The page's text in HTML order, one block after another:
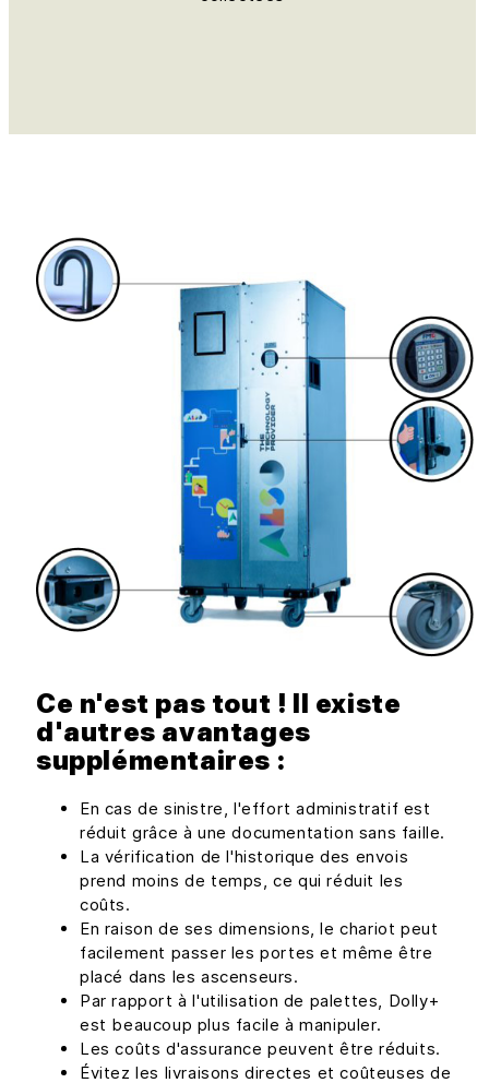
Ce n'est pas tout ! Il existe
d'autres avantages
supplémentaires :
En cas de sinistre, l'effort administratif est
réduit grâce à une documentation sans faille.
La vérification de l'historique des envois
prend moins de temps, ce qui réduit les
coûts.
En raison de ses dimensions, le chariot peut
facilement passer les portes et même être
placé dans les ascenseurs.
Par rapport à l'utilisation de palettes, Dolly+
est beaucoup plus facile à manipuler.
Les coûts d'assurance peuvent être réduits.
Évitez les livraisons directes et coûteuses de